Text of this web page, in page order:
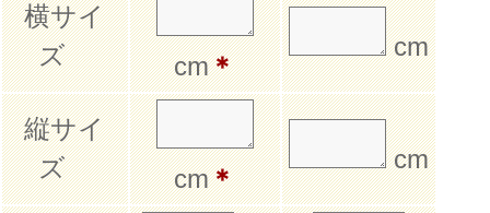
横サイ
ズ
cm＊
cm
縦サイ
ズ
cm＊
cm